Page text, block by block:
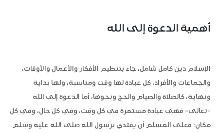
أهمية الدعوة إلى الله
الإسلام دين كامل شامل، جاء بتنظيم الأفكار والأعمال والأوقات،
والجماعات والأفراد، كل عبادة لها وقت ومناسبة، ولها بداية
ونهاية، كالصلاة والصيام والحج ونحوها، أما الدعوة إلى الله
-تعالى- فهي عبادة مستمرة في كل وقت، وفي كل حال، وفي كل
مكان؛ فعلى المسلم أن يقتدي برسول الله صلى الله عليه وسلم